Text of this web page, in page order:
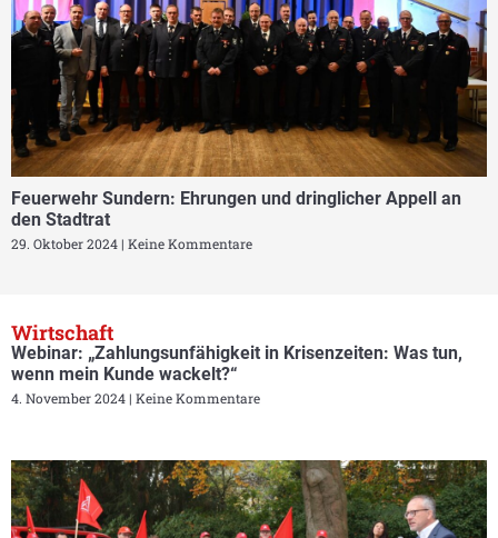
Feuerwehr Sundern: Ehrungen und dringlicher Appell an
den Stadtrat
29. Oktober 2024 Keine Kommentare
Wirtschaft
Webinar: „Zahlungsunfähigkeit in Krisenzeiten: Was tun,
wenn mein Kunde wackelt?“
4. November 2024 Keine Kommentare